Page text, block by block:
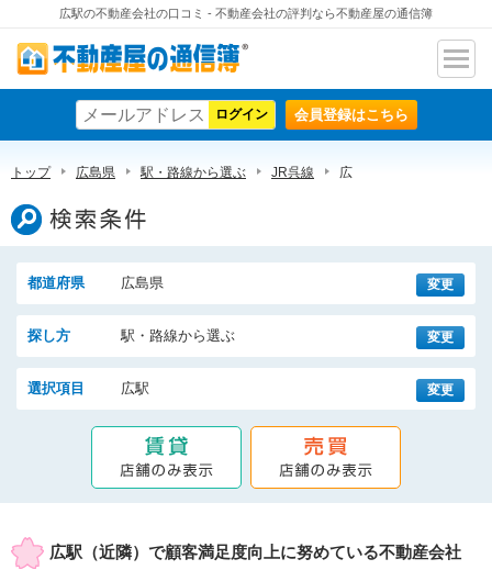
広駅の不動産会社の口コミ - 不動産会社の評判なら不動産屋の通信簿
不動産屋の通信簿
ナビ
ン
会員登録はこちら
トップ 広島県 駅・路線から選ぶ JR呉線 広
検索条件
都道府県 広島県 変更
探し方 駅・路線から選ぶ 変更
選択項目 広駅 変更
広駅（近隣）で顧客満足度向上に努めている不動産会社